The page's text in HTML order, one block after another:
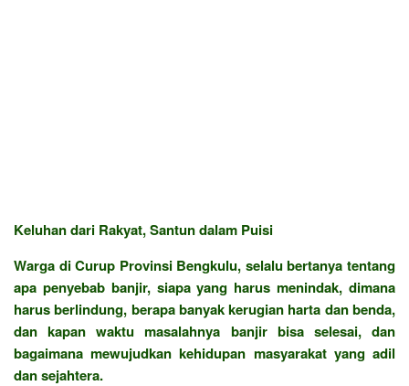
Keluhan dari Rakyat, Santun dalam Puisi
Warga di Curup Provinsi Bengkulu, selalu bertanya tentang
apa penyebab banjir, siapa yang harus menindak, dimana
harus berlindung, berapa banyak kerugian harta dan benda,
dan kapan waktu masalahnya banjir bisa selesai, dan
bagaimana mewujudkan kehidupan masyarakat yang adil
dan sejahtera.